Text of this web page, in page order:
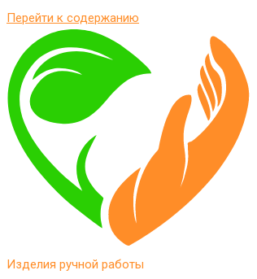
Перейти к содержанию
Изделия ручной работы